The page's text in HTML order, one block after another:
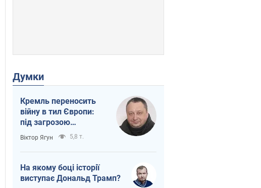
Думки
Кремль переносить
війну в тил Європи:
під загрозою
критична логістика
Віктор Ягун 5,8 т.
На якому боці історії
виступає Дональд Трамп?